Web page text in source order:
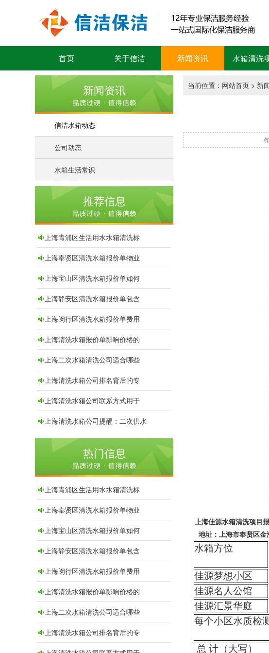
首页 关于信洁 新闻资讯 水箱清洗
新闻资讯
信洁水箱动态
公司动态
水箱生活常识
推荐信息
上海青浦区生活用水水箱清洗标
上海奉贤区清洗水箱报价单物业
上海宝山区清洗水箱报价单如何
上海静安区清洗水箱报价单包含
上海闵行区清洗水箱报价单费用
上海清洗水箱报价单影响价格的
上海二次水箱清洗公司适合哪些
上海清洗水箱公司排名背后的专
上海清洗水箱公司联系方式用于
上海清洗水箱公司提醒：二次供水
热门信息
上海青浦区生活用水水箱清洗标
上海奉贤区清洗水箱报价单物业
上海宝山区清洗水箱报价单如何
上海静安区清洗水箱报价单包含
上海闵行区清洗水箱报价单费用
上海清洗水箱报价单影响价格的
上海二次水箱清洗公司适合哪些
上海清洗水箱公司排名背后的专
当前位置： 网站首页 > 新
上海佳源水箱清洗项目
地址： 上海市奉贤区金
水箱方位
佳源梦想小区
佳源名人公馆
佳源汇景华庭
每个小区水质检
总 计（大写）